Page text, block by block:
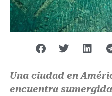
Una ciudad en
encuentra